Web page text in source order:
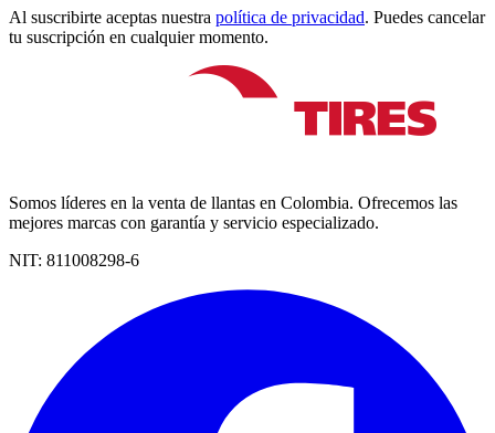
Al suscribirte aceptas nuestra política de privacidad. Puedes cancelar
tu suscripción en cualquier momento.
Somos líderes en la venta de llantas en Colombia. Ofrecemos las
mejores marcas con garantía y servicio especializado.
NIT: 811008298-6